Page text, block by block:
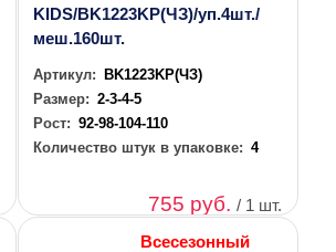
KIDS/BK1223KP(ЧЗ)/уп.4шт./
меш.160шт.
Артикул:
BK1223KP(ЧЗ)
Размер: 2-3-4-5
Рост: 92-98-104-110
Количество штук в упаковке: 4
755 руб./ 1 шт.
Всесезонный